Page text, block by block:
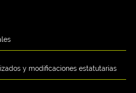
y modificaciones estatutarias